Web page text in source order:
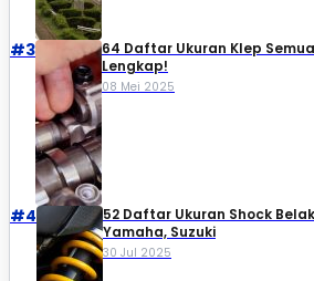
#3
64 Daftar Ukuran Klep
Lengkap!
08 Mei 2025
#4
52 Daftar Ukuran Shock
Yamaha, Suzuki​
30 Jul 2025